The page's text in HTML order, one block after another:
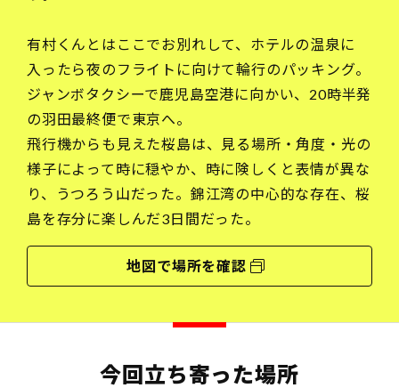
有村くんとはここでお別れして、ホテルの温泉に
入ったら夜のフライトに向けて輪行のパッキング。
ジャンボタクシーで鹿児島空港に向かい、20時半発
の羽田最終便で東京へ。
飛行機からも見えた桜島は、見る場所・角度・光の
様子によって時に穏やか、時に険しくと表情が異な
り、うつろう山だった。錦江湾の中心的な存在、桜
島を存分に楽しんだ3日間だった。
地図で場所を確認
今回立ち寄った場所